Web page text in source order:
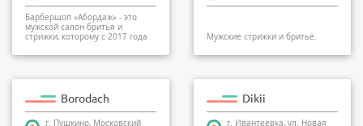
Барбершоп «Абордаж» - это
мужской салон бритья и
стрижки, которому с 2017 года
Мужские стрижки и бритьё.
Borodach
г. Пушкино, Московский
Dikii
г. Ивантеевка, ул. Новая